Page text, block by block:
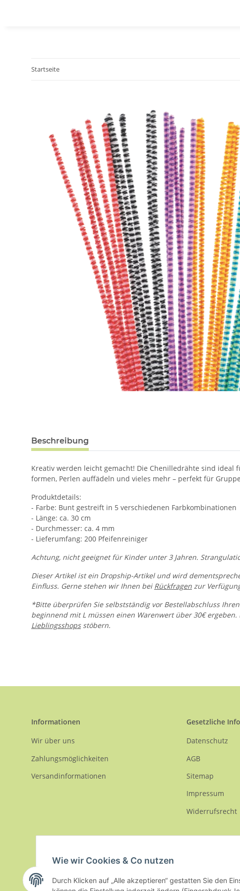
Startseite
Beschreibung
Kreativ werden leicht gemacht! Die Chenilledrähte sind ideal
formen, Perlen auffädeln und vieles mehr – perfekt für
Produktdetails:
- Farbe: Bunt gestreift in 5 verschiedenen Farbkombinationen
- Länge: ca. 30 cm
- Durchmesser: ca. 4 mm
- Lieferumfang: 200 Pfeifenreiniger
Achtung, nicht geeignet für Kinder unter 3 Jahren.
Dieser Artikel ist ein Dropship-Artikel und wird
Einfluss. Gerne stehen wir Ihnen bei Rückfragen zur
*Bitte überprüfen Sie selbstständig vor Bestellabschluss
beginnend mit L müssen einen Warenwert über 30€
Lieblingsshopsstöbern.
Informationen
Wir über uns
Zahlungsmöglichkeiten
Versandinformationen
Gesetzliche
Datenschutz
AGB
Sitemap
Impressum
Widerrufsrecht
* Alle Preise inkl. gesetzlicher USt., zzgl.Versand
Wie wir Cookies & Co nutzen
Durch Klicken auf „Alle akzeptieren“ gestatten Sie den